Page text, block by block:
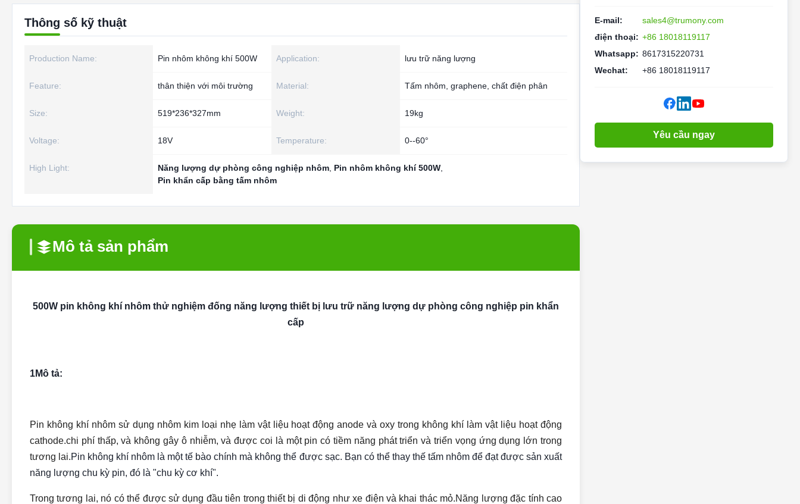
Thông số kỹ thuật
Production Name: Pin nhôm không khí 500W Application: lưu trữ năng lượng
Feature: thân thiện với môi trường Material: Tấm nhôm, graphene, chất điện phân
Size: 519*236*327mm Weight: 19kg
Voltage: 18V Temperature: 0--60°
High Light: Năng lượng dự phòng công nghiệp nhôm Pin nhôm không khí 500W
Pin khẩn cấp bằng tấm nhôm
Mô tả sản phẩm
500W pin không khí nhôm thử nghiệm đống năng lượng thiết bị lưu trữ năng lượng dự phòng công nghiệp pin khẩn
cấp
1Mô tả:
Pin không khí nhôm sử dụng nhôm kim loại nhẹ làm vật liệu hoạt động anode và oxy trong không khí làm vật liệu hoạt động
cathode.chi phí thấp, và không gây ô nhiễm, và được coi là một pin có tiềm năng phát triển và triển vọng ứng dụng lớn trong
tương lai.Pin không khí nhôm là một tế bào chính mà không thể được sạc. Bạn có thể thay thế tấm nhôm để đạt được sản xuất
năng lượng chu kỳ pin, đó là "chu kỳ cơ khí".
Trong tương lai, nó có thể được sử dụng đầu tiên trong thiết bị di động như xe điện và khai thác mỏ.Năng lượng đặc tính cao
E-mail:
sales4@trumony.com
điện thoại: +86 18018119117
Whatsapp: 8617315220731
Wechat:
+86 18018119117
Yêu cầu ngay